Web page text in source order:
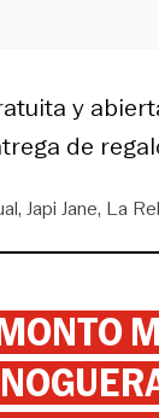
y
de
Japi Jane La